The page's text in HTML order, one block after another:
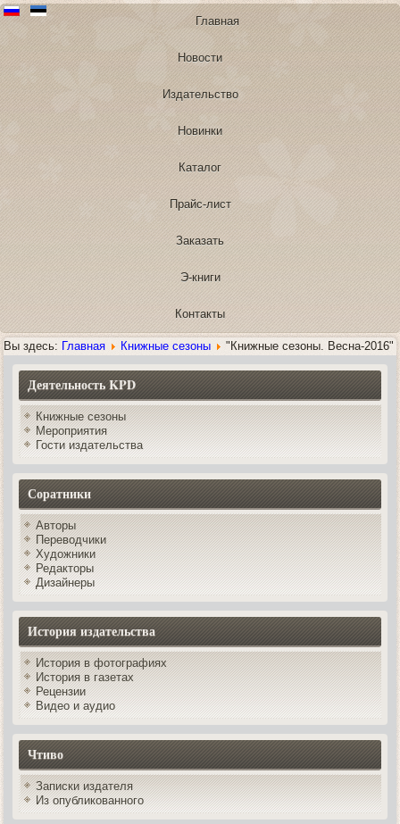
Главная
Новости
Издательство
Новинки
Каталог
Прайс-лист
Заказать
Э-книги
Контакты
Вы здесь: Главная Книжные сезоны "Книжные сезоны. Весна-2016"
Деятельность KPD
Книжные сезоны
Мероприятия
Гости издательства
Соратники
Авторы
Переводчики
Художники
Редакторы
Дизайнеры
История издательства
История в фотографиях
История в газетах
Рецензии
Видео и аудио
Чтиво
Записки издателя
Из опубликованного